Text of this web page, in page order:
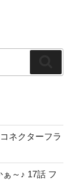
索
ネクターフラ
～♪ 17話 フ